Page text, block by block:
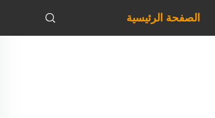
الصفحة الرئيسية